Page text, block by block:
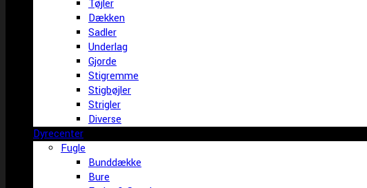
Tøjler
Dækken
Sadler
Underlag
Gjorde
Stigremme
Stigbøjler
Strigler
Diverse
Dyrecenter
Fugle
Bunddække
Bure